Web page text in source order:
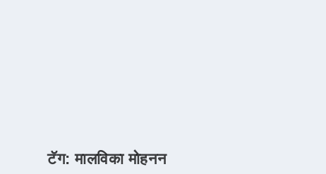
टॅग:मालविका मोहनन